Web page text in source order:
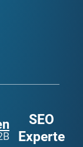
SEO
Experte